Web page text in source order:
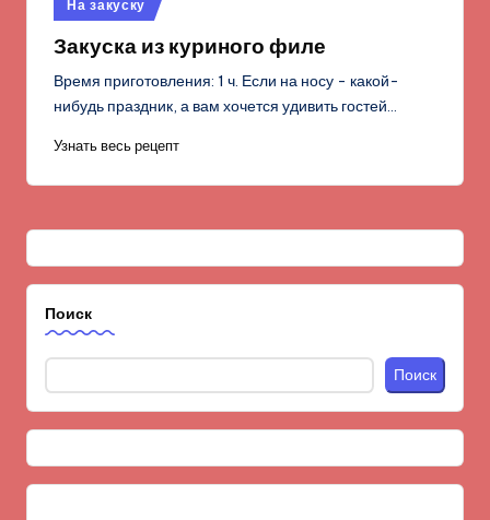
в
На закуску
Закуска из куриного филе
Время приготовления: 1 ч. Если на носу - какой-
нибудь праздник, а вам хочется удивить гостей…
Узнать весь рецепт
Поиск
Поиск